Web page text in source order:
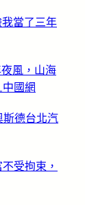
當了三年
風，山海
國網
斯德台北汽
受拘束，